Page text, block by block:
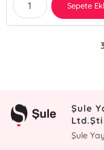
Sepete
Şule
Şule